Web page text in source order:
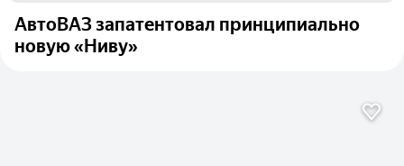
АвтоВАЗ запатентовал принципиально
новую «Ниву»